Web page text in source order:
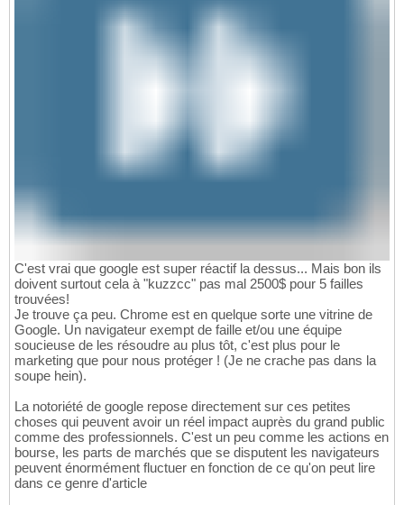
C'est vrai que google est super réactif la dessus... Mais bon ils
doivent surtout cela à "kuzzcc" pas mal 2500$ pour 5 failles
trouvées!
Je trouve ça peu. Chrome est en quelque sorte une vitrine de
Google. Un navigateur exempt de faille et/ou une équipe
soucieuse de les résoudre au plus tôt, c'est plus pour le
marketing que pour nous protéger ! (Je ne crache pas dans la
soupe hein).
La notoriété de google repose directement sur ces petites
choses qui peuvent avoir un réel impact auprès du grand public
comme des professionnels. C'est un peu comme les actions en
bourse, les parts de marchés que se disputent les navigateurs
peuvent énormément fluctuer en fonction de ce qu'on peut lire
dans ce genre d'article